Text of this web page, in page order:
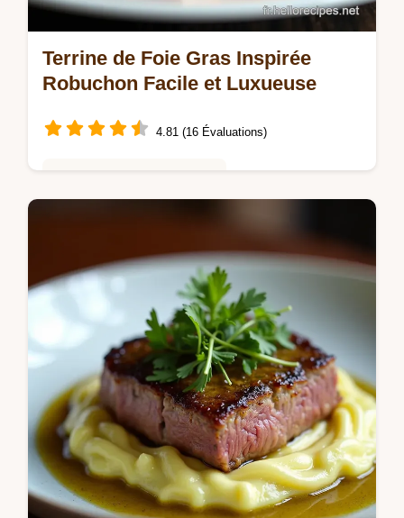
Terrine de Foie Gras Inspirée
Robuchon Facile et Luxueuse
4.81 (16 Évaluations)
façon Robuchon mais facile Cette recette
maison est un délice festif Cuisson basse
température pour un résultat…